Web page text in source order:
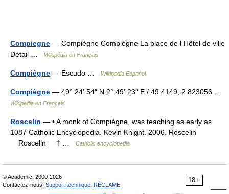
Compiegne — Compiègne Compiègne La place de l Hôtel de ville
Détail …
Wikipédia en Français
Compiègne — Escudo … Wikipedia Español
Compiègne — 49° 24′ 54″ N 2° 49′ 23″ E / 49.4149, 2.823056 …
Wikipédia en Français
Roscelin — • A monk of Compiègne, was teaching as early as
1087 Catholic Encyclopedia. Kevin Knight. 2006. Roscelin
Roscelin † …
Catholic encyclopedia
18+
© Academic, 2000-2026
Contactez-nous: Support technique RÉCLAME